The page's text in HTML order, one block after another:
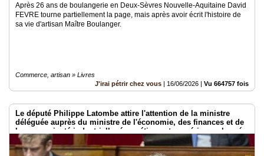
Après 26 ans de boulangerie en Deux-Sèvres Nouvelle-Aquitaine David
FEVRE tourne partiellement la page, mais après avoir écrit l'histoire de
sa vie d'artisan Maître Boulanger.
Commerce, artisan » Livres
J'irai pétrir chez vous | 16/06/2026 | Vu 664757 fois
Le député Philippe Latombe attire l'attention de la ministre
déléguée auprès du ministre de l'économie, des finances et de
la souveraineté industrielle, énergétique et numérique, chargée
de l'intelligence artificielle et du numérique